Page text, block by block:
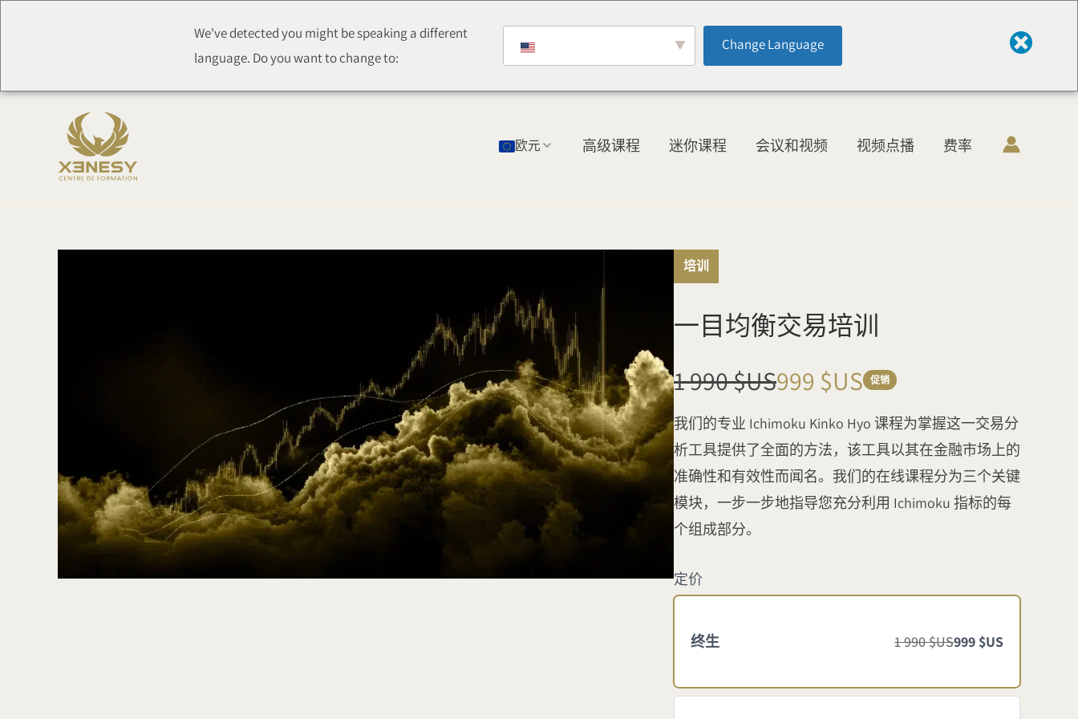
We've detected you might be speaking a different
language. Do you want to change to:
Change Language
容
欧元 高级课程 迷你课程 会议和视频 视频点播 费率
培训
一目均衡交易培训
曾
经
1 990 $US现
在
999 $US 促销
我们的专业 Ichimoku Kinko Hyo 课程为掌握这一交易分
析工具提供了全面的方法，该工具以其在金融市场上的
准确性和有效性而闻名。我们的在线课程分为三个关键
模块，一步一步地指导您充分利用 Ichimoku 指标的每
个组成部分。
定价
终生 1 990 $US999 $US